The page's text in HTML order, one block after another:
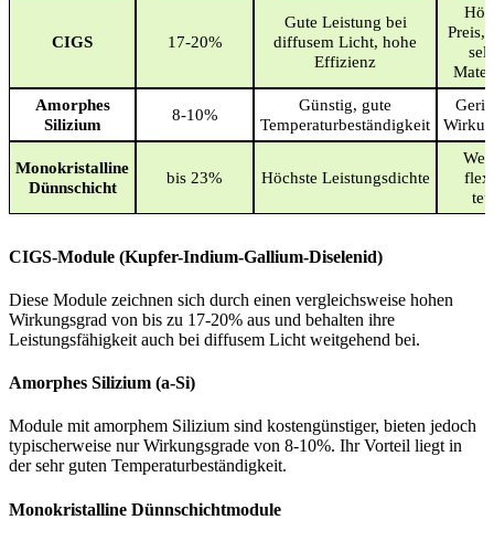
CIGS 17-20%
Gute Leistung bei
diffusem Licht, hohe
Effizienz
Preis,
Amorphes
Silizium
8-10%
Günstig, gute
Temperaturbeständigkeit
Monokristalline
Dünnschicht
bis 23% Höchste Leistungsdichte
CIGS-Module (Kupfer-Indium-Gallium-Diselenid)
Diese Module zeichnen sich durch einen vergleichsweise hohen
Wirkungsgrad von bis zu 17-20% aus und behalten ihre
Leistungsfähigkeit auch bei diffusem Licht weitgehend bei.
Amorphes Silizium (a-Si)
Module mit amorphem Silizium sind kostengünstiger, bieten jedoch
typischerweise nur Wirkungsgrade von 8-10%. Ihr Vorteil liegt in
der sehr guten Temperaturbeständigkeit.
Monokristalline Dünnschichtmodule